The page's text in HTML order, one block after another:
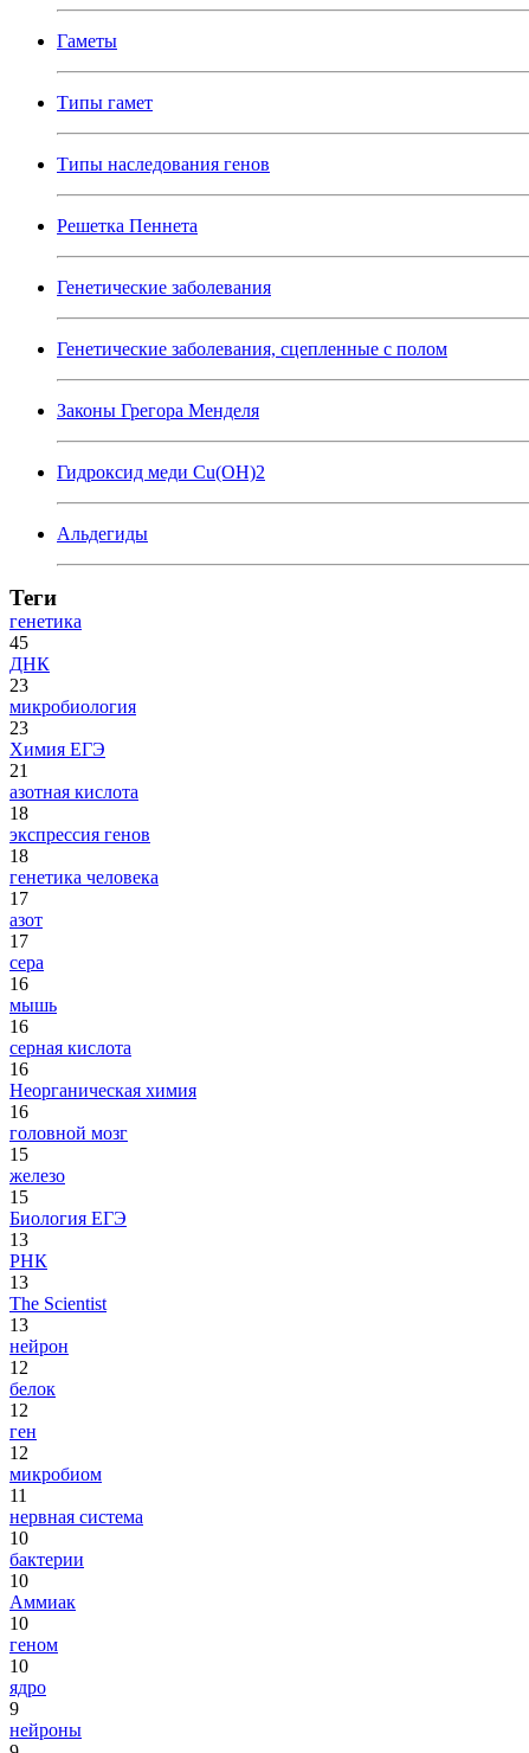
Гаметы
Типы гамет
Типы наследования генов
Решетка Пеннета
Генетические заболевания
Генетические заболевания, сцепленные с полом
Законы Грегора Менделя
Гидроксид меди Cu(OH)2
Альдегиды
Теги
генетика
45
ДНК
23
микробиология
23
Химия ЕГЭ
21
азотная кислота
18
экспрессия генов
18
генетика человека
17
азот
17
сера
16
мышь
16
серная кислота
16
Неорганическая химия
16
головной мозг
15
железо
15
Биология ЕГЭ
13
РНК
13
The Scientist
13
нейрон
12
белок
12
ген
12
микробиом
11
нервная система
10
бактерии
10
Аммиак
10
геном
10
ядро
9
нейроны